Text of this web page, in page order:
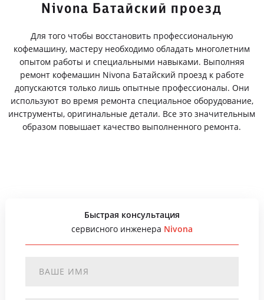
Nivona Батайский проезд
Для того чтобы восстановить профессиональную
кофемашину, мастеру необходимо обладать многолетним
опытом работы и специальными навыками. Выполняя
ремонт кофемашин Nivona Батайский проезд к работе
допускаются только лишь опытные профессионалы. Они
используют во время ремонта специальное оборудование,
инструменты, оригинальные детали. Все это значительным
образом повышает качество выполненного ремонта.
Быстрая консультация
сервисного инженера Nivona